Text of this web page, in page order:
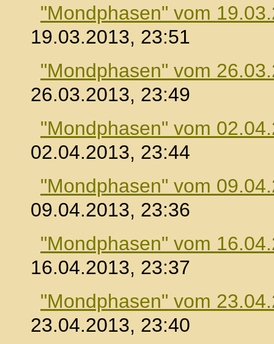
"Mondphasen" vom
19.03.2013, 23:51
"Mondphasen" vom
26.03.2013, 23:49
"Mondphasen" vom
02.04.2013, 23:44
"Mondphasen" vom
09.04.2013, 23:36
"Mondphasen" vom
16.04.2013, 23:37
"Mondphasen" vom
23.04.2013, 23:40